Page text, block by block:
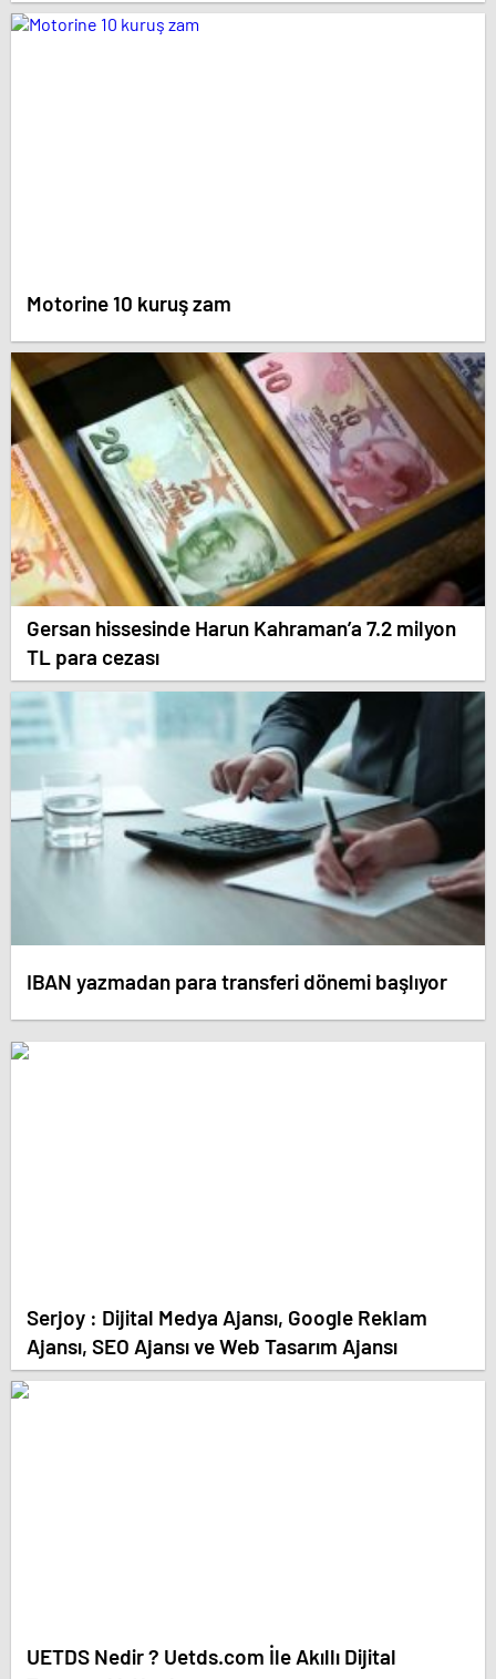
Motorine 10 kuruş zam
Gersan hissesinde Harun Kahraman’a 7.2 milyon
TL para cezası
IBAN yazmadan para transferi dönemi başlıyor
Serjoy : Dijital Medya Ajansı, Google Reklam
Ajansı, SEO Ajansı ve Web Tasarım Ajansı
UETDS Nedir ? Uetds.com İle Akıllı Dijital